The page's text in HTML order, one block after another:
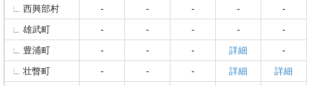
西興部村
- - - -
-
雄武町
- - - -
-
豊浦町
- - - 詳細
-
壮瞥町
- - - 詳細
詳細